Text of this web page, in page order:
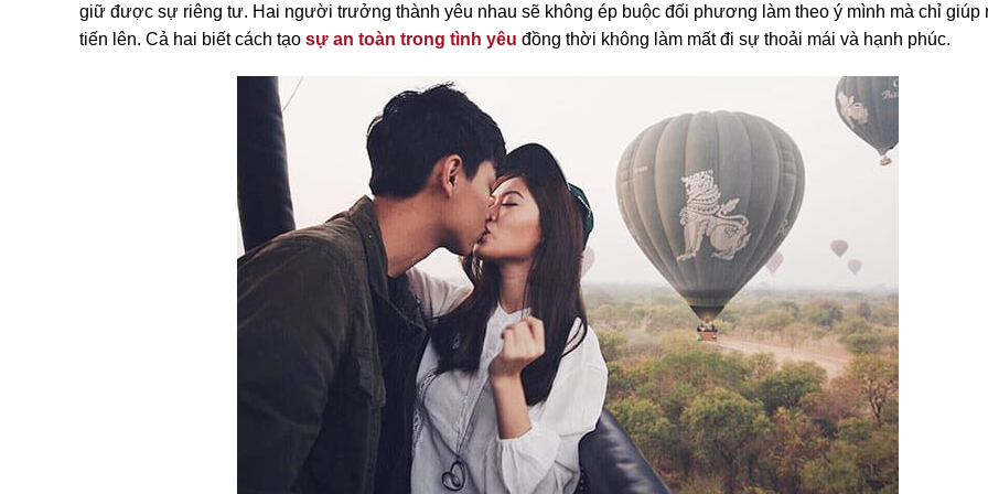
giữ được sự riêng tư. Hai người trưởng thành yêu nhau sẽ không ép buộc đối phương làm theo ý mình mà chỉ giúp
tiến lên. Cả hai biết cách tạo sự an toàn trong tình yêu đồng thời không làm mất đi sự thoải mái và hạnh phúc.